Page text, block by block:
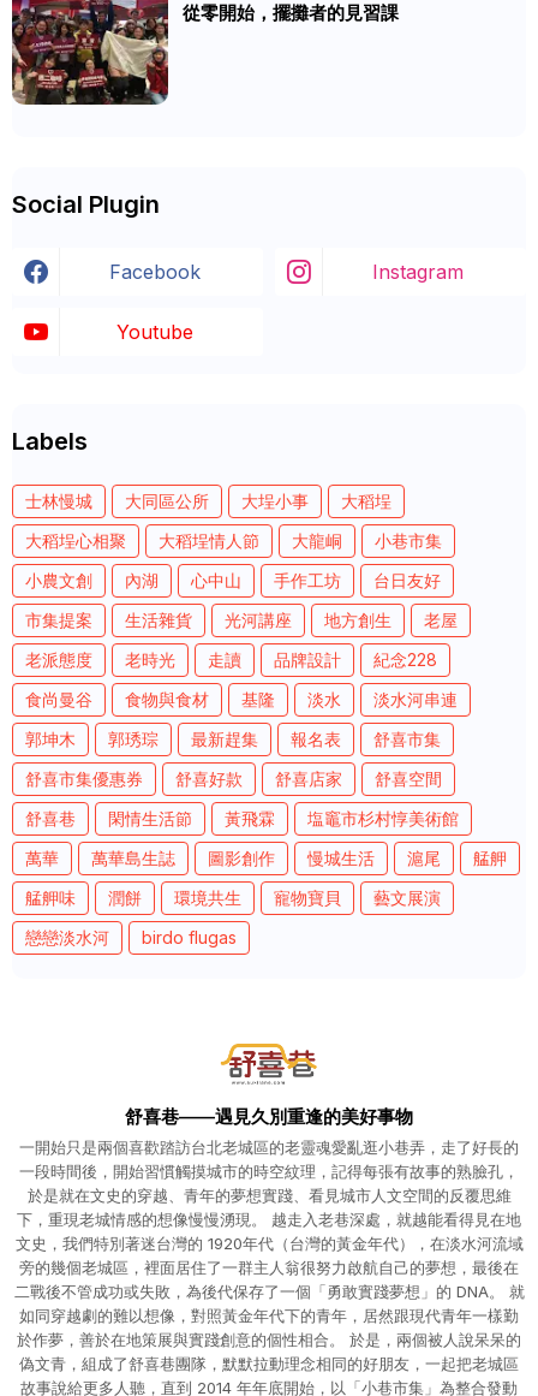
從零開始，擺攤者的見習課
Social Plugin
Facebook Instagram
Youtube
Labels
士林慢城 大同區公所 大埕小事
大稻埕
大稻埕心相聚
大稻埕情人節 大龍峒
小巷市集
小農文創
內湖 心中山 手作工坊
台日友好
市集提案
生活雜貨 光河講座 地方創生
老屋
老派態度
老時光 走讀 品牌設計
紀念228
食尚曼谷
食物與食材 基隆 淡水
淡水河串連
郭坤木
郭琇琮 最新趕集 報名表
舒喜市集
舒喜市集優惠券
舒喜好款 舒喜店家
舒喜空間
舒喜巷
閑情生活節 黃飛霖
塩竈市杉村惇美術館
萬華
萬華島生誌 圖影創作 慢城生活 滬尾
艋舺
艋舺味
潤餅 環境共生 寵物寶貝
藝文展演
戀戀淡水河
birdo flugas
舒喜巷——遇見久別重逢的美好事物
一開始只是兩個喜歡踏訪台北老城區的老靈魂愛亂逛小巷弄，走了好長的
一段時間後，開始習慣觸摸城市的時空紋理，記得每張有故事的熟臉孔，
於是就在文史的穿越、青年的夢想實踐、看見城市人文空間的反覆思維
下，重現老城情感的想像慢慢湧現。 越走入老巷深處，就越能看得見在地
文史，我們特別著迷台灣的 1920年代（台灣的黃金年代），在淡水河流域
旁的幾個老城區，裡面居住了一群主人翁很努力啟航自己的夢想，最後在
二戰後不管成功或失敗，為後代保存了一個「勇敢實踐夢想」的 DNA。 就
如同穿越劇的難以想像，對照黃金年代下的青年，居然跟現代青年一樣勤
於作夢，善於在地策展與實踐創意的個性相合。 於是，兩個被人說呆呆的
偽文青，組成了舒喜巷團隊，默默拉動理念相同的好朋友，一起把老城區
故事說給更多人聽，直到 2014 年年底開始，以「小巷市集」為整合發動